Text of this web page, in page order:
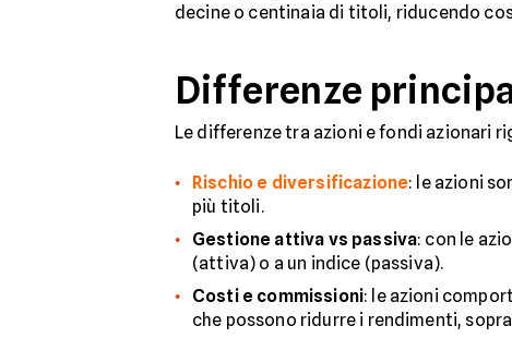
decine o centinaia di titoli, riducendo
Differenze
Le differenze tra azioni e fondi azionari
Rischio e diversificazione: le azioni
più titoli.
Gestione attiva vs passiva: con le
(attiva) o a un indice (passiva).
Costi e commissioni: le azioni
che possono ridurre i rendimenti,